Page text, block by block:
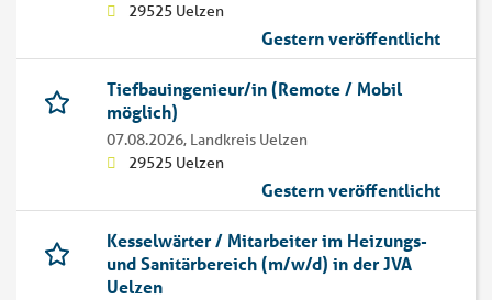
29525 Uelzen
Gestern veröffentlicht
Tiefbauingenieur/in (Remote / Mobil
möglich)
07.08.2026, Landkreis Uelzen
29525 Uelzen
Gestern veröffentlicht
Kesselwärter / Mitarbeiter im Heizungs-
und Sanitärbereich (m/w/d) in der JVA
Uelzen